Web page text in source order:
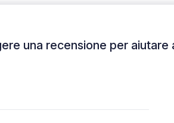
una recensione per aiutare